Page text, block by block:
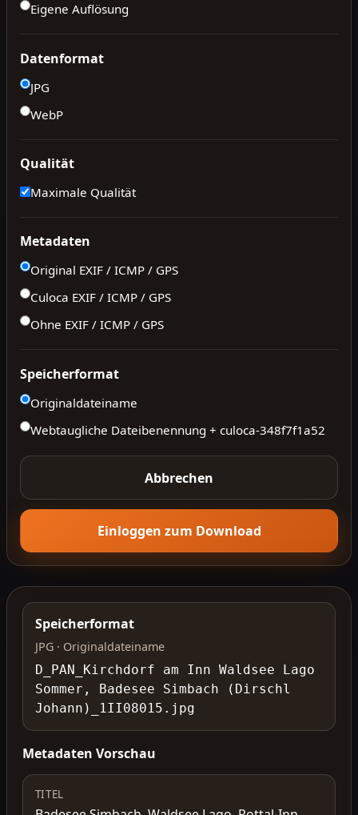
Eigene Auflösung
Datenformat
JPG
WebP
Qualität
Maximale Qualität
Metadaten
Original EXIF / ICMP / GPS
Culoca EXIF / ICMP / GPS
Ohne EXIF / ICMP / GPS
Speicherformat
Originaldateiname
Webtaugliche Dateibenennung + culoca-348f7f1a52
Abbrechen
Einloggen zum Download
Speicherformat
JPG · Originaldateiname
D_PAN_Kirchdorf am Inn Waldsee Lago
Sommer, Badesee Simbach (Dirschl
Johann)_1II08015.jpg
Metadaten Vorschau
TITEL